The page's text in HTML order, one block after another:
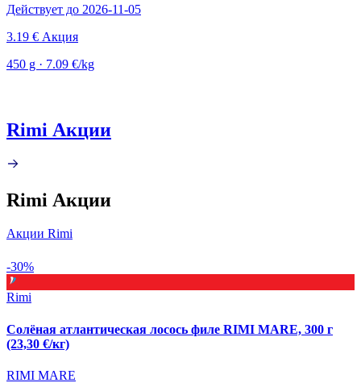
Действует до 2026-11-05
3.19 € Акция
450 g · 7.09 €/kg
Rimi Акции
Rimi Акции
Акции Rimi
-30%
Rimi
Солёная атлантическая лосось филе RIMI MARE, 300 г
(23,30 €/кг)
RIMI MARE